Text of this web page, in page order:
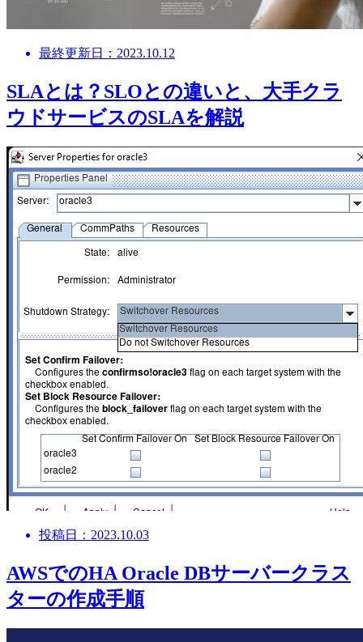
最終更新日：2023.10.12
SLAとは？SLOとの違いと、大手クラ
ウドサービスのSLAを解説
投稿日：2023.10.03
AWSでのHA Oracle DBサーバークラス
ターの作成手順